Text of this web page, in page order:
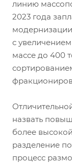
линию
2023 года
с
массе до 400
назвать
более
разделение
процесс